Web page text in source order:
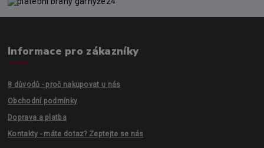
Informace pro zákazníky
8 důvodů - proč nakupovat u nás
Obchodní podmínky
Doprava a platba
Kontakty - máte dotaz? Zeptejte se nás